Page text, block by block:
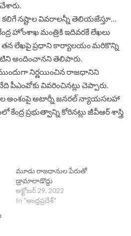
నష్టాల వివరాలన్నీ తెలియజేస్తూ…
హోంశాఖ మంత్రికి ఇదివరకే లేఖలు
తన లేఖపై ప్రధాని కార్యాలయం మరికొన్ని
అందించానని తెలిపారు.
ముందుగా నిర్ణయించిన రాజధానిని
వివరించినట్లు చెప్పారు.
అంశంపై అటార్నీ జనరల్‌ న్యాయసలహా
ప్రభుత్వాన్ని కోరినట్లు జీవీఆర్‌ శాస్త్రి
మూడు రాజ‌ధానుల పేరుతో
డ్రామాలాడొద్దు
అక్టోబర్ 29, 2022
In "ఆంధ్రప్రదేశ్"